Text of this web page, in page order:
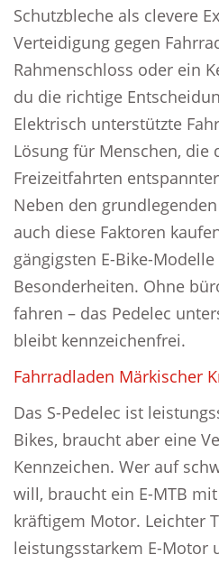
Schutzbleche als clevere
Verteidigung gegen
Rahmenschloss oder ein
du die richtige
Elektrisch unterstützte
Lösung für Menschen, die
Freizeitfahrten
Neben den
auch diese Faktoren
gängigsten E-Bike-
Besonderheiten. Ohne
fahren – das Pedelec
bleibt kennzeichenfrei.
Fahrradladen Märkischer
Das S-Pedelec ist
Bikes, braucht aber eine
Kennzeichen. Wer auf
will, braucht ein E-MTB
kräftigem Motor. Leichter
leistungsstarkem E-Motor